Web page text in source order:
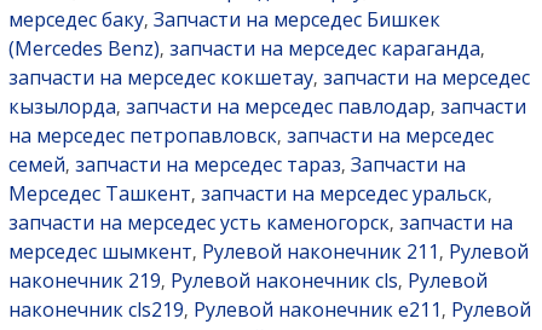
мерседес баку, Запчасти на мерседес Бишкек
(Mercedes Benz), запчасти на мерседес караганда,
запчасти на мерседес кокшетау, запчасти на мерседес
кызылорда, запчасти на мерседес павлодар, запчасти
на мерседес петропавловск, запчасти на мерседес
семей, запчасти на мерседес тараз, Запчасти на
Мерседес Ташкент, запчасти на мерседес уральск,
запчасти на мерседес усть каменогорск, запчасти на
мерседес шымкент, Рулевой наконечник 211 , Рулевой
наконечник 219, Рулевой наконечник cls, Рулевой
наконечник cls219, Рулевой наконечник e211 , Рулевой